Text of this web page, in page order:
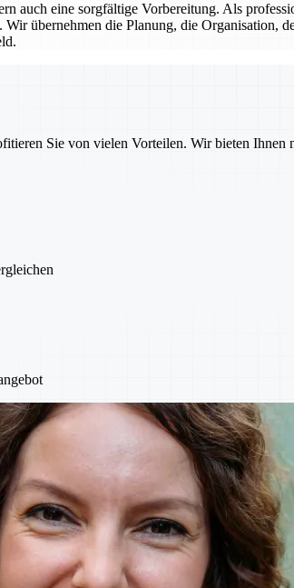
auch eine sorgfältige Vorbereitung. Als
übernehmen die Planung, die Organisation,
Sie von vielen Vorteilen. Wir bieten